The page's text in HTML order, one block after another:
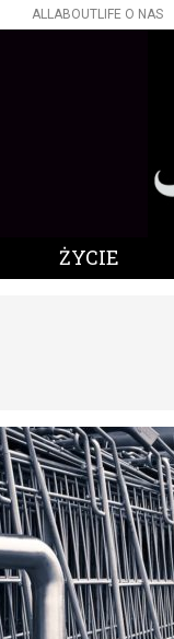
ALLABOUTLIFE O NAS
ŻYCIE